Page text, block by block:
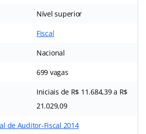
Nível superior
Fiscal
Nacional
699 vagas
Iniciais de R$ 11.684,39 a R$
21.029,09
de Auditor-Fiscal 2014